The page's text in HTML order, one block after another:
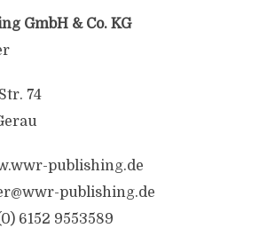
GmbH & Co. KG
74
publishing.de
publishing.de
6152 9553589